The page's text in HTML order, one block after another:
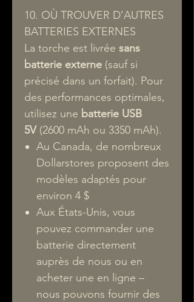
10. OÙ TROUVER D’AUTRES
BATTERIES EXTERNES
La torche est livrée sans
batterie externe (sauf si
précisé dans un forfait). Pour
des performances optimales,
utilisez une batterie USB
5V(2600 mAh ou 3350 mAh).
Au Canada, de nombreux
Dollarstores proposent des
modèles adaptés pour
environ 4 $
Aux États-Unis, vous
pouvez commander une
batterie directement
auprès de nous ou en
acheter une en ligne –
nous pouvons fournir des